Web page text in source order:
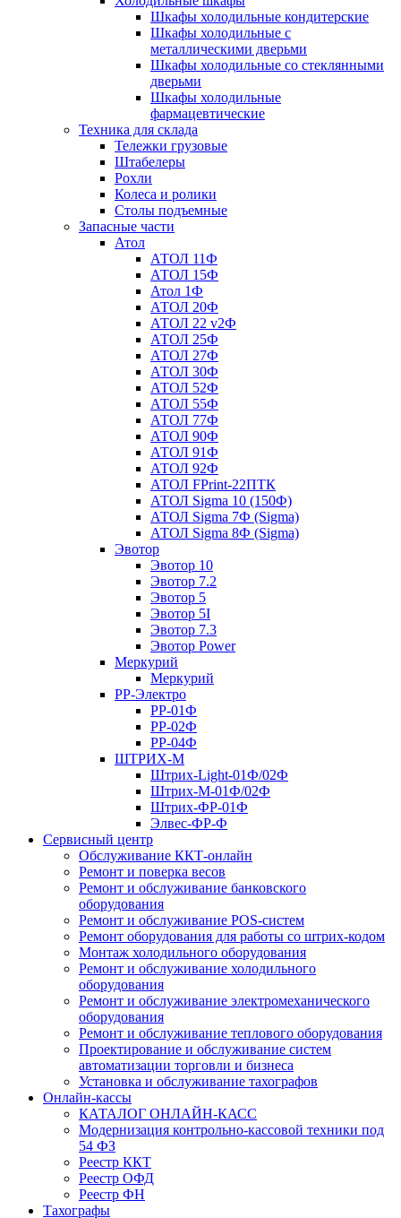
Шкафы холодильные кондитерские
Шкафы холодильные с
металлическими дверьми
Шкафы холодильные со стеклянными
дверьми
Шкафы холодильные
фармацевтические
Техника для склада
Тележки грузовые
Штабелеры
Рохли
Колеса и ролики
Столы подъемные
Запасные части
Атол
АТОЛ 11Ф
АТОЛ 15Ф
Атол 1Ф
АТОЛ 20Ф
АТОЛ 22 v2Ф
АТОЛ 25Ф
АТОЛ 27Ф
АТОЛ 30Ф
АТОЛ 52Ф
АТОЛ 55Ф
АТОЛ 77Ф
АТОЛ 90Ф
АТОЛ 91Ф
АТОЛ 92Ф
АТОЛ FPrint-22ПТК
АТОЛ Sigma 10 (150Ф)
АТОЛ Sigma 7Ф (Sigma)
АТОЛ Sigma 8Ф (Sigma)
Эвотор
Эвотор 10
Эвотор 7.2
Эвотор 5
Эвотор 5I
Эвотор 7.3
Эвотор Power
Меркурий
Меркурий
РР-Электро
РР-01Ф
РР-02Ф
РР-04Ф
ШТРИХ-М
Штрих-Light-01Ф/02Ф
Штрих-М-01Ф/02Ф
Штрих-ФР-01Ф
Элвес-ФР-Ф
Сервисный центр
Обслуживание ККТ-онлайн
Ремонт и поверка весов
Ремонт и обслуживание банковского
оборудования
Ремонт и обслуживание POS-систем
Ремонт оборудования для работы со штрих-кодом
Монтаж холодильного оборудования
Ремонт и обслуживание холодильного
оборудования
Ремонт и обслуживание электромеханического
оборудования
Ремонт и обслуживание теплового оборудования
Проектирование и обслуживание систем
автоматизации торговли и бизнеса
Установка и обслуживание тахографов
Онлайн-кассы
КАТАЛОГ ОНЛАЙН-КАСС
Модернизация контрольно-кассовой техники под
54 ФЗ
Реестр ККТ
Реестр ОФД
Реестр ФН
Тахографы